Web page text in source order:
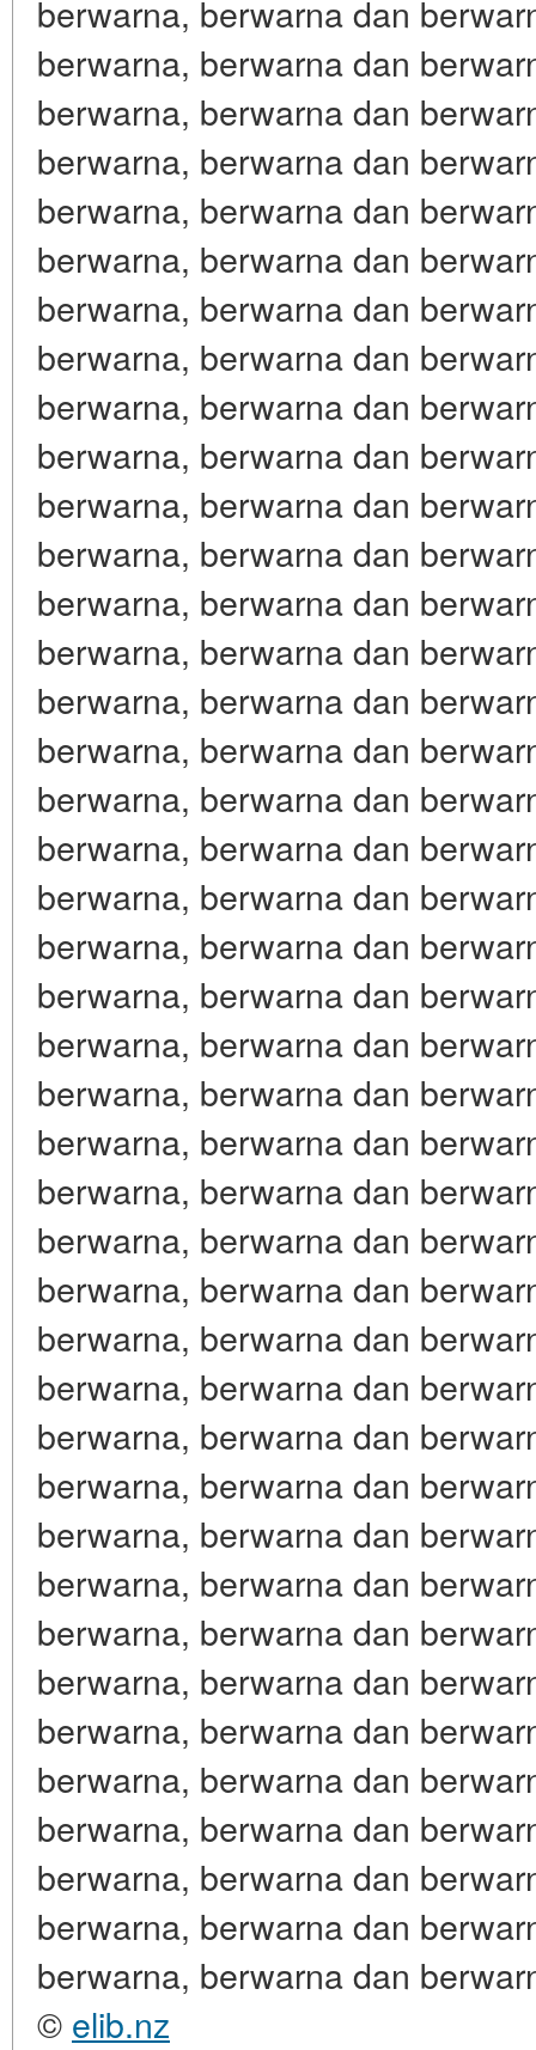
berwarna, berwarna dan
berwarna, berwarna dan
berwarna, berwarna dan
berwarna, berwarna dan
berwarna, berwarna dan
berwarna, berwarna dan
berwarna, berwarna dan
berwarna, berwarna dan
berwarna, berwarna dan
berwarna, berwarna dan
berwarna, berwarna dan
berwarna, berwarna dan
berwarna, berwarna dan
berwarna, berwarna dan
berwarna, berwarna dan
berwarna, berwarna dan
berwarna, berwarna dan
berwarna, berwarna dan
berwarna, berwarna dan
berwarna, berwarna dan
berwarna, berwarna dan
berwarna, berwarna dan
berwarna, berwarna dan
berwarna, berwarna dan
berwarna, berwarna dan
berwarna, berwarna dan
berwarna, berwarna dan
berwarna, berwarna dan
berwarna, berwarna dan
berwarna, berwarna dan
berwarna, berwarna dan
berwarna, berwarna dan
berwarna, berwarna dan
berwarna, berwarna dan
berwarna, berwarna dan
berwarna, berwarna dan
berwarna, berwarna dan
berwarna, berwarna dan
berwarna, berwarna dan
berwarna, berwarna dan
berwarna, berwarna dan
© elib.nz